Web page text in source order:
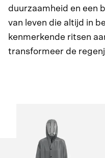
duurzaamheid en een
van leven die altijd in
kenmerkende ritsen
transformeer de